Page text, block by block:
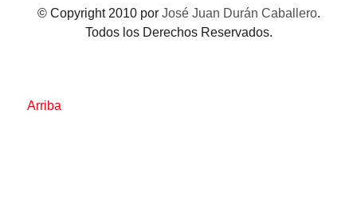
© Copyright 2010 por José Juan Durán Caballero.
Todos los Derechos Reservados.
Arriba